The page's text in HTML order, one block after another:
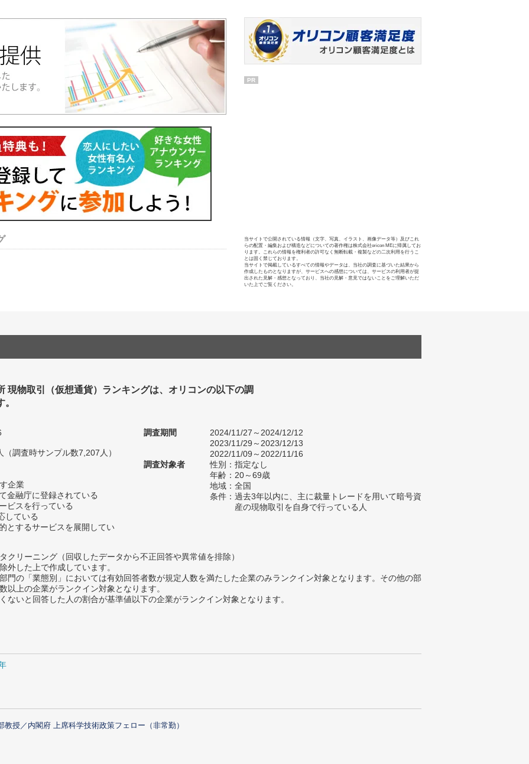
PR
当サイトで公開されている情報（文字、写真、イラスト、画像データ等）及びこれ
らの配置・編集および構造などについての著作権は株式会社oricon MEに帰属してお
ります。これらの情報を権利者の許可なく無断転載・複製などの二次利用を行うこ
とは固く禁じております。
当サイトで掲載しているすべての情報やデータは、当社の調査に基づいた結果から
作成したものとなりますが、サービスへの感想については、サービスの利用者が提
出された見解・感想となっており、当社の見解・意見ではないことをご理解いただ
いた上でご覧ください。
現物取引（仮想通貨）ランキングは、オリコンの以下の調
（調査時サンプル数7,207人）
企業
金融庁に登録されている
ビスを行っている
している
とするサービスを展開してい
調査期間
2024/11/27～2024/12/12
2023/11/29～2023/12/13
2022/11/09～2022/11/16
調査対象者
性別：指定なし
年齢：20～69歳
地域：全国
条件：過去3年以内に、主に裁量トレードを用いて暗号資
産の現物取引を自身で行っている人
リーニング（回収したデータから不正回答や異常値を排除）
した上で作成しています。
門の「業態別」においては有効回答者数が規定人数を満たした企業のみランクイン対象となります。その他の部
以上の企業がランクイン対象となります。
いと回答した人の割合が基準値以下の企業がランクイン対象となります。
教授／内閣府 上席科学技術政策フェロー（非常勤）